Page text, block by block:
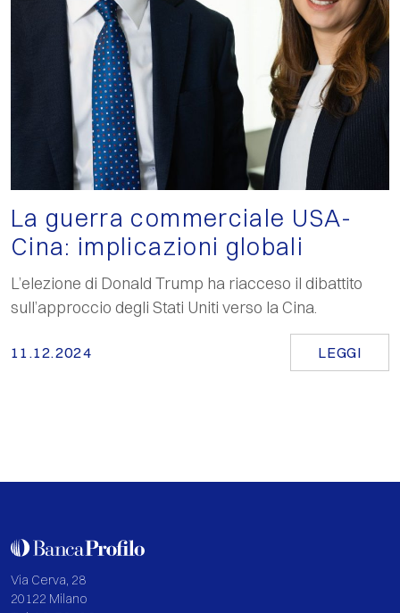
La guerra commerciale USA-
Cina: implicazioni globali
L’elezione di Donald Trump ha riacceso il dibattito
sull’approccio degli Stati Uniti verso la Cina.
11.12.2024 LEGGI
Via Cerva, 28
20122 Milano